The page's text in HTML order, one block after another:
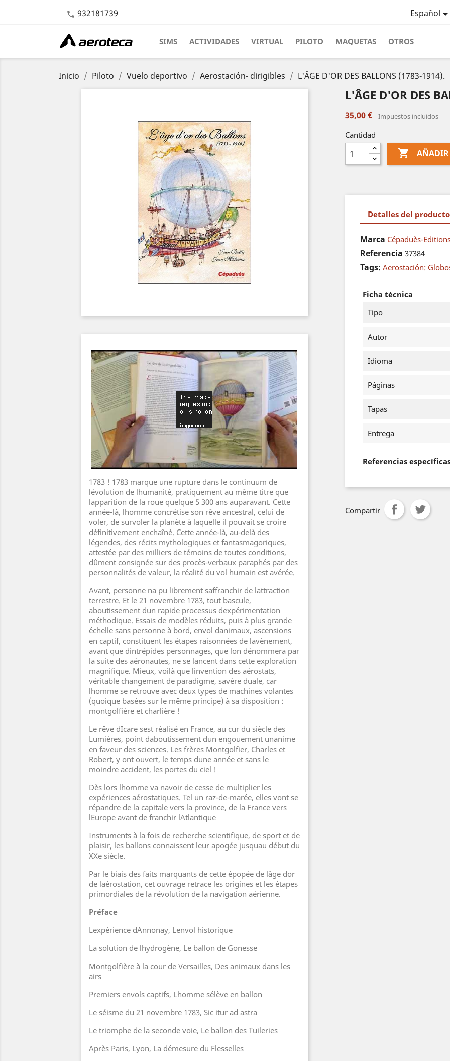
 932181739 Español
SIMS ACTIVIDADES VIRTUAL PILOTO MAQUETAS OTROS
Inicio Piloto Vuelo deportivo Aerostación- dirigibles L'ÂGE D'OR DES BALLONS (1783-1914).
Video
1783 ! 1783 marque une rupture dans le continuum de
lévolution de lhumanité, pratiquement au même titre que
lapparition de la roue quelque 5 300 ans auparavant. Cette
année-là, lhomme concrétise son rêve ancestral, celui de
voler, de survoler la planète à laquelle il pouvait se croire
définitivement enchaîné. Cette année-là, au-delà des
légendes, des récits mythologiques et fantasmagoriques,
attestée par des milliers de témoins de toutes conditions,
dûment consignée sur des procès-verbaux paraphés par des
personnalités de valeur, la réalité du vol humain est avérée.
Avant, personne na pu librement saffranchir de lattraction
terrestre. Et le 21 novembre 1783, tout bascule,
aboutissement dun rapide processus dexpérimentation
méthodique. Essais de modèles réduits, puis à plus grande
échelle sans personne à bord, envol danimaux, ascensions
en captif, constituent les étapes raisonnées de lavènement,
avant que dintrépides personnages, que lon dénommera par
la suite des aéronautes, ne se lancent dans cette exploration
magnifique. Mieux, voilà que linvention des aérostats,
véritable changement de paradigme, savère duale, car
lhomme se retrouve avec deux types de machines volantes
(quoique basées sur le même principe) à sa disposition :
montgolfière et charlière !
Le rêve dIcare sest réalisé en France, au cur du siècle des
Lumières, point daboutissement dun engouement unanime
en faveur des sciences. Les frères Montgolfier, Charles et
Robert, y ont ouvert, le temps dune année et sans le
moindre accident, les portes du ciel !
Dès lors lhomme va navoir de cesse de multiplier les
expériences aérostatiques. Tel un raz-de-marée, elles vont se
répandre de la capitale vers la province, de la France vers
lEurope avant de franchir lAtlantique
Instruments à la fois de recherche scientifique, de sport et de
plaisir, les ballons connaissent leur apogée jusquau début du
XXe siècle.
Par le biais des faits marquants de cette épopée de lâge dor
de laérostation, cet ouvrage retrace les origines et les étapes
primordiales de la révolution de la navigation aérienne.
Préface
Lexpérience dAnnonay, Lenvol historique
La solution de lhydrogène, Le ballon de Gonesse
Montgolfière à la cour de Versailles, Des animaux dans les
airs
Premiers envols captifs, Lhomme sélève en ballon
Le séisme du 21 novembre 1783, Sic itur ad astra
Le triomphe de la seconde voie, Le ballon des Tuileries
Après Paris, Lyon, La démesure du Flesselles
L'ÂGE D'OR DES
35,00 € Impuestos incluidos
Cantidad

Detalles del producto
Marca Cépaduès-
Referencia 37384
Tags: Aerostación:
Ficha técnica
Tipo
Autor
Idioma
Páginas
Tapas
Entrega
Referencias
Compartir